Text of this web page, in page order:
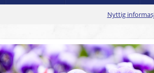
Nyttig